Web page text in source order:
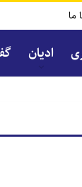
ما
ادیان